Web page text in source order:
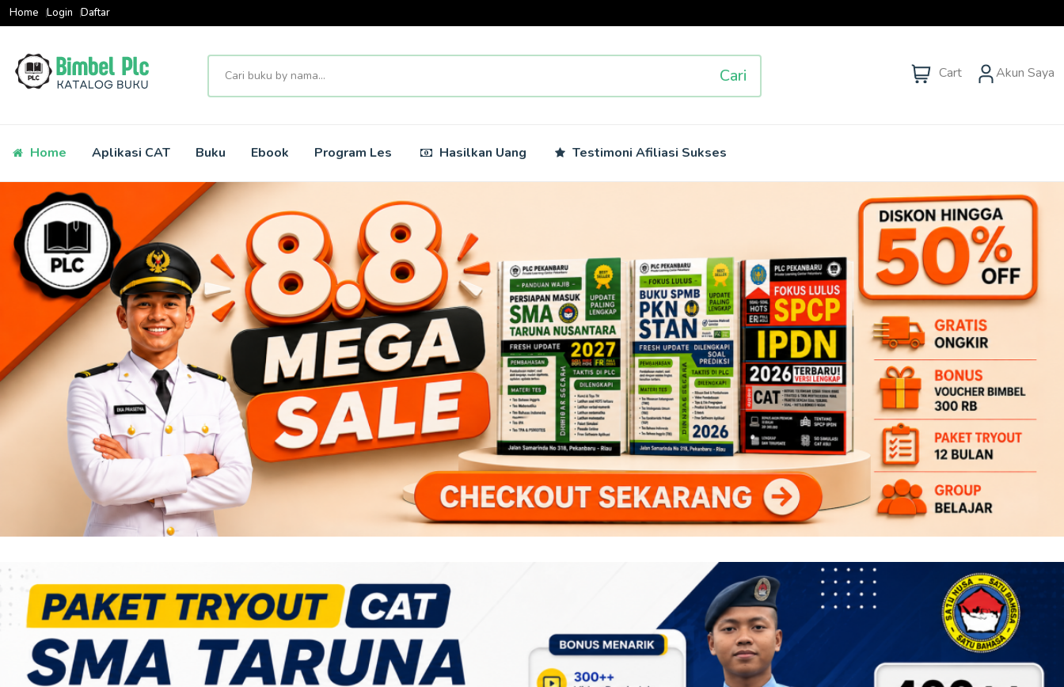
Home Login Daftar
Cari Cart Akun Saya
Home Aplikasi CAT Buku Ebook Program Les Hasilkan Uang Testimoni Afiliasi Sukses